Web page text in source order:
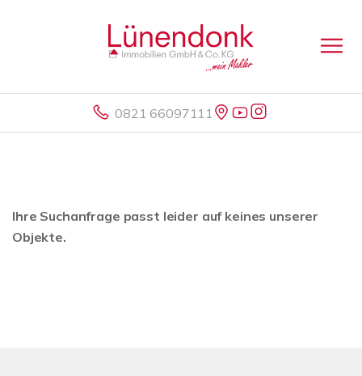
0821 66097111
Ihre Suchanfrage passt leider auf keines unserer
Objekte.